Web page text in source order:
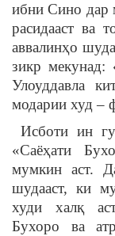
ибни Сино дар
расидааст ва
аввалинҳо
зикр
Улоуддавла
модарии худ –
Исботи ин
«Саёҳати
мумкин аст.
шудааст, ки
худи халқ
Бухоро ва